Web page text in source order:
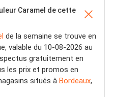
Caramel de cette
de la semaine se trouve en
valable du 10-08-2026 au
gratuitement en
les prix et promos en
situés à Bordeaux,